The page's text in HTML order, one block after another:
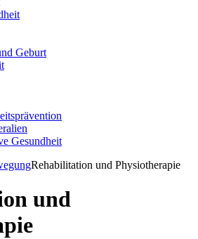
Geburt
Gesundheit
Rehabilitation und Physiotherapie
und